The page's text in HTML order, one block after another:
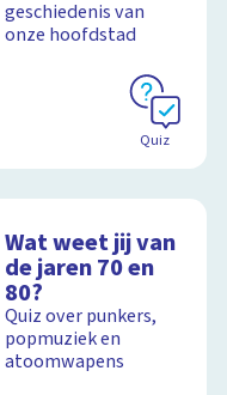
geschiedenis van
onze hoofdstad
Quiz
Wat weet jij van
de jaren 70 en
80?
Quiz over punkers,
popmuziek en
atoomwapens